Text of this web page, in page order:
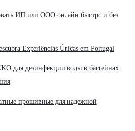
ИП или ООО онлайн быстро и без
Experiências Únicas em Portugal
для дезинфекции воды в бассейнах:
прошивные для надежной